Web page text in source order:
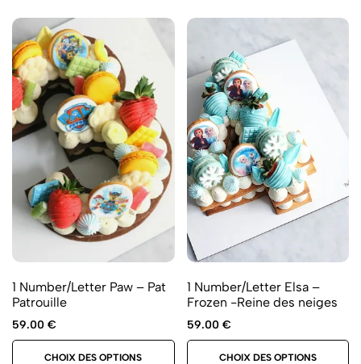
1 Number/Letter Paw – Pat
Patrouille
59.00 €
CHOIX DES OPTIONS
1 Number/Letter Elsa –
Frozen -Reine des neiges
59.00 €
CHOIX DES OPTIONS